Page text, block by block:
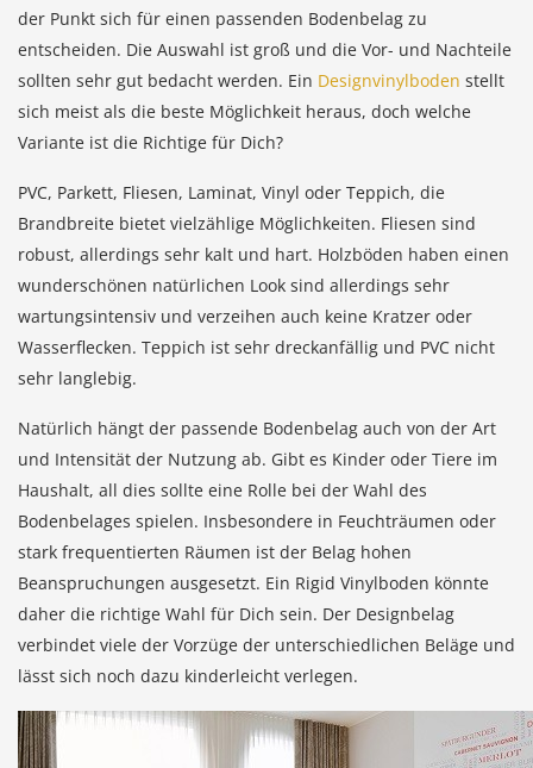
der Punkt sich für einen passenden Bodenbelag zu
entscheiden. Die Auswahl ist groß und die Vor- und Nachteile
sollten sehr gut bedacht werden. Ein Designvinylboden stellt
sich meist als die beste Möglichkeit heraus, doch welche
Variante ist die Richtige für Dich?
PVC, Parkett, Fliesen, Laminat, Vinyl oder Teppich, die
Brandbreite bietet vielzählige Möglichkeiten. Fliesen sind
robust, allerdings sehr kalt und hart. Holzböden haben einen
wunderschönen natürlichen Look sind allerdings sehr
wartungsintensiv und verzeihen auch keine Kratzer oder
Wasserflecken. Teppich ist sehr dreckanfällig und PVC nicht
sehr langlebig.
Natürlich hängt der passende Bodenbelag auch von der Art
und Intensität der Nutzung ab. Gibt es Kinder oder Tiere im
Haushalt, all dies sollte eine Rolle bei der Wahl des
Bodenbelages spielen. Insbesondere in Feuchträumen oder
stark frequentierten Räumen ist der Belag hohen
Beanspruchungen ausgesetzt. Ein Rigid Vinylboden könnte
daher die richtige Wahl für Dich sein. Der Designbelag
verbindet viele der Vorzüge der unterschiedlichen Beläge und
lässt sich noch dazu kinderleicht verlegen.